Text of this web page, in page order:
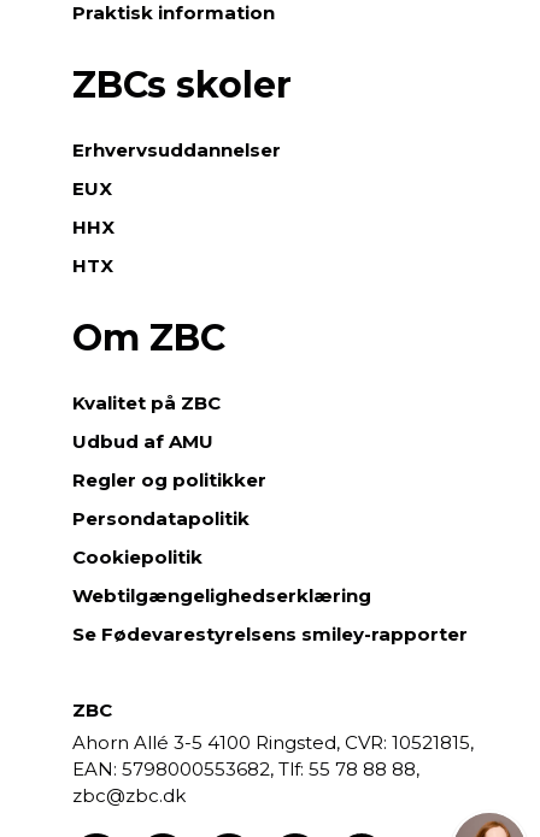
Praktisk information
ZBCs skoler
Erhvervsuddannelser
EUX
HHX
HTX
Om ZBC
Kvalitet på ZBC
Udbud af AMU
Regler og politikker
Persondatapolitik
Cookiepolitik
Webtilgængelighedserklæring
Se Fødevarestyrelsens smiley-rapporter
ZBC
Ahorn Allé 3-5 4100 Ringsted, CVR: 10521815,
EAN: 5798000553682,
55 78 88 88,
zbc@zbc.dk